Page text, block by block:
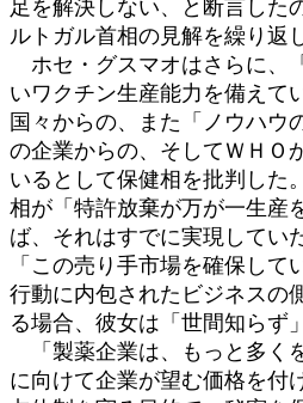
足を解決しない、と断言した
ルトガル首相の見解を繰り返
ホセ・グスマオはさらに、
いワクチン生産能力を備えて
国々からの、また「ノウハウ
の企業からの、そしてＷＨＯ
いるとして保健相を批判した
相が「特許放棄が万が一生産
ば、それはすでに実現してい
「この売り手市場を確保し
行動に内包されたビジネスの
る場合、彼女は「世間知らず
「製薬企業は、もっと多く
に向けて企業が望む価格を付